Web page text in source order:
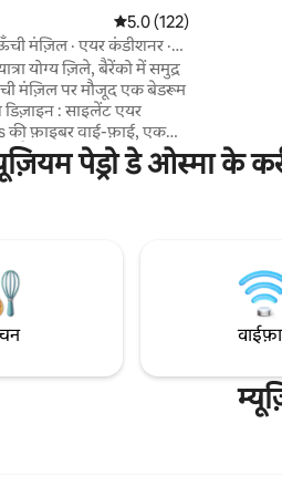
औसत रेटिंग 5 में से 5.0, 122
5.0 (122)
मंज़िल · एयर कंडीशनर ·
जिमयोग्य ज़िले, बैरेंको में समुद्र
मंज़िल पर मौजूद एक बेडरूम
डिज़ाइन : साइलेंट एयर
की फ़ाइबर वाई-फ़ाई, एक
ब्लैकआउट पर्दे। इमारत में
और पैसिफ़िक सनसेट देखने
सीढ़ियों वाला रास्ता।
दिन सुरक्षा का इंतज़ाम।
पेड्रो डे ओस्मा के